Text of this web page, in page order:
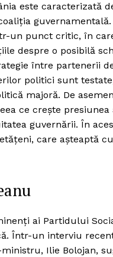
este caracterizată
guvernamentală.
un punct critic, în
despre o posibilă
între partenerii
politici sunt
majoră. De
ce crește
guvernării. În
care așteaptă
ai Partidului
Într-un interviu
Ilie Bolojan,